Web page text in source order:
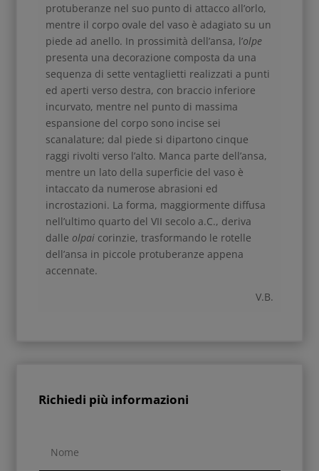
protuberanze nel suo punto di attacco all’orlo,
mentre il corpo ovale del vaso è adagiato su un
piede ad anello. In prossimità dell’ansa, l’olpe
presenta una decorazione composta da una
sequenza di sette ventaglietti realizzati a punti
ed aperti verso destra, con braccio inferiore
incurvato, mentre nel punto di massima
espansione del corpo sono incise sei
scanalature; dal piede si dipartono cinque
raggi rivolti verso l’alto. Manca parte dell’ansa,
mentre un lato della superficie del vaso è
intaccato da numerose abrasioni ed
incrostazioni. La forma, maggiormente diffusa
nell’ultimo quarto del VII secolo a.C., deriva
dalle olpai corinzie, trasformando le rotelle
dell’ansa in piccole protuberanze appena
accennate.
V.B.
Richiedi più informazioni